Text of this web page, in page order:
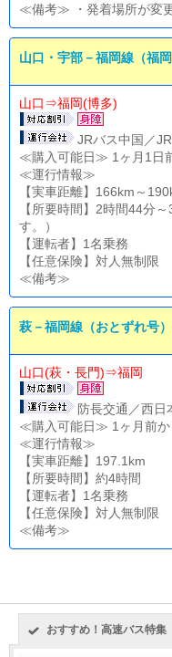
≪備考≫ ・発着場所が変更
山口・宇部－福岡線（福
山口⇒福岡(博多)
JRバス中国／
≪購入可能日≫ 1ヶ月1日
≪運行情報≫
【実車距離】166km～
【所要時間】2時間44分
す。）
【運転者】1名乗務
【任意保険】対人無制限
≪備考≫
萩－福岡線（おとずれ号）
山口(萩・長門)⇒福岡
防長交通／西日
≪購入可能日≫ 1ヶ月前か
≪運行情報≫
【実車距離】197.1km
【所要時間】約4時間
【運転者】1名乗務
【任意保険】対人無制限
≪備考≫
おすすめ！高速バス特集